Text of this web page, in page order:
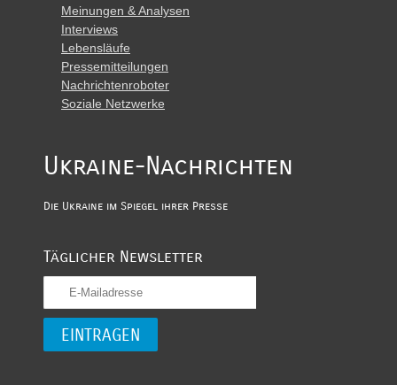
Meinungen & Analysen
Interviews
Lebensläufe
Pressemitteilungen
Nachrichtenroboter
Soziale Netzwerke
Ukraine-Nachrichten
Die Ukraine im Spiegel ihrer Presse
Täglicher Newsletter